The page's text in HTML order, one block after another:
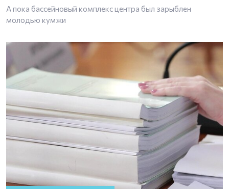
А пока бассейновый комплекс центра был зарыблен
молодью кумжи